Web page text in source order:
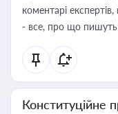
коментарі
- все, про що пишуть
Конституційне